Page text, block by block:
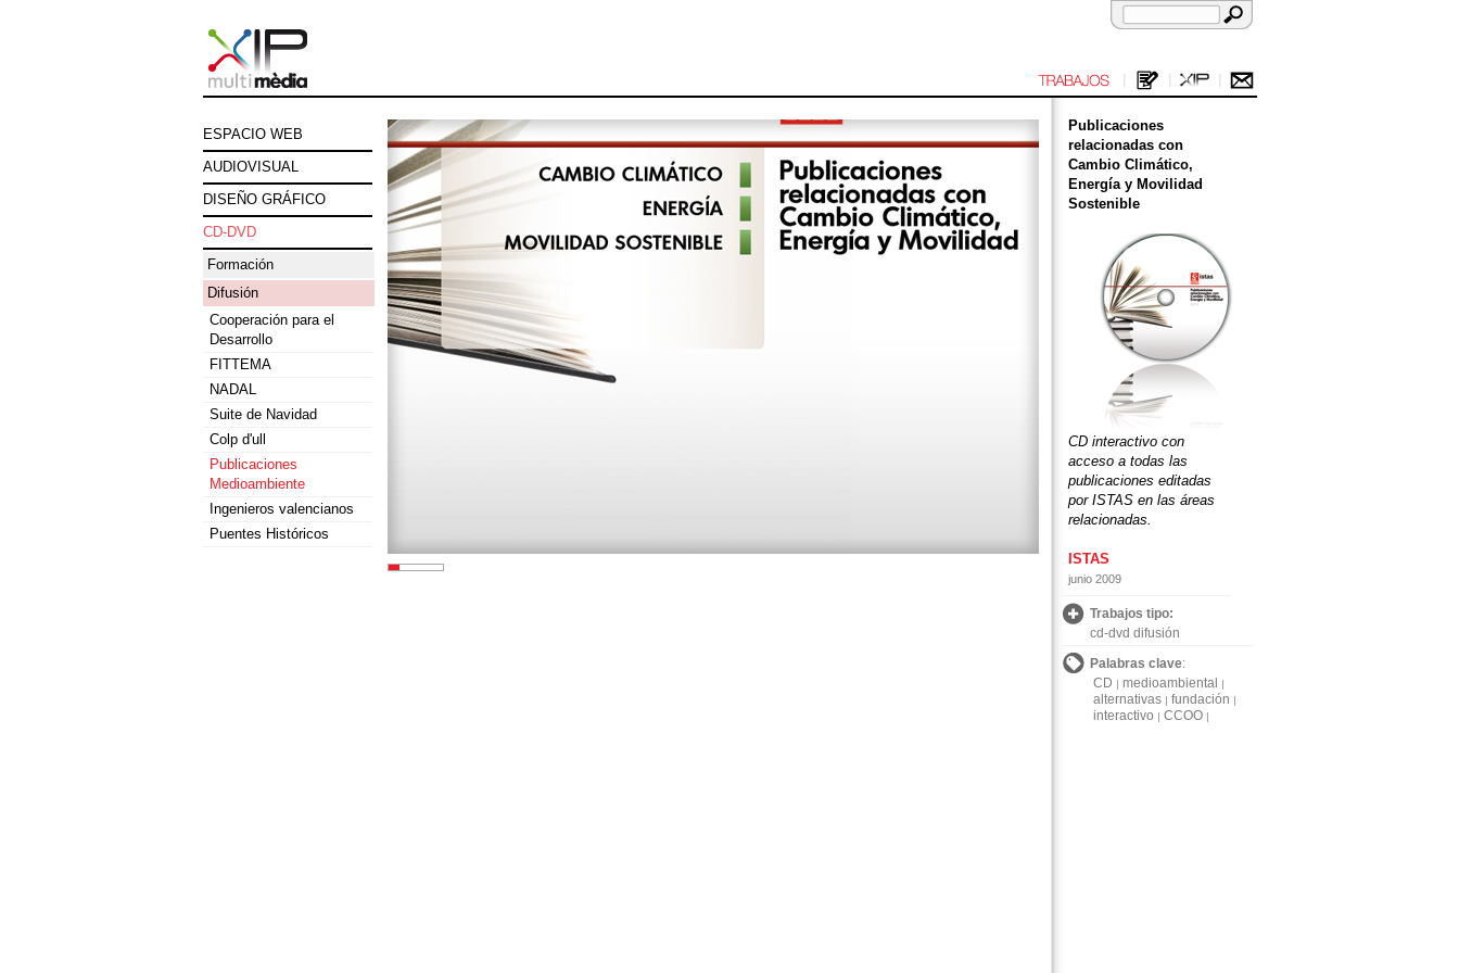
ESPACIO WEB
AUDIOVISUAL
DISEÑO GRÁFICO
CD-DVD
Formación
Difusión
Cooperación para el
Desarrollo
FITTEMA
NADAL
Suite de Navidad
Colp d'ull
Publicaciones
Medioambiente
Ingenieros valencianos
Puentes Históricos
Publicaciones
relacionadas con
Cambio Climático,
Energía y Movilidad
Sostenible
CD interactivo con
acceso a todas las
publicaciones editadas
por ISTAS en las áreas
relacionadas.
ISTAS
junio 2009
Trabajos tipo:
cd-dvd difusión
Palabras clave:
CD
medioambiental
alternativas
fundación
interactivo
CCOO